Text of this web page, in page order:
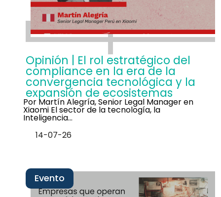
Opinión | El rol estratégico del
compliance en la era de la
convergencia tecnológica y la
expansión de ecosistemas
14-07-26
Por Martín Alegría, Senior Legal Manager en
Xiaomi El sector de la tecnología, la
Inteligencia…
Evento